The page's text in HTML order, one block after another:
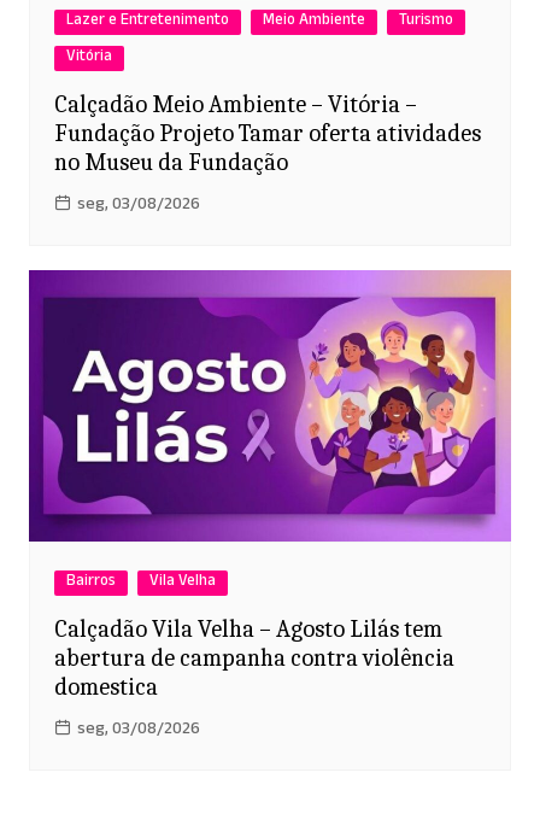
Lazer e Entretenimento
Meio Ambiente
Turismo
Vitória
Calçadão Meio Ambiente – Vitória –
Fundação Projeto Tamar oferta atividades
no Museu da Fundação
seg, 03/08/2026
Bairros Vila Velha
Calçadão Vila Velha – Agosto Lilás tem
abertura de campanha contra violência
domestica
seg, 03/08/2026